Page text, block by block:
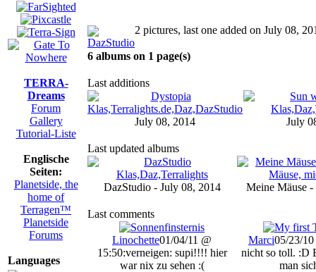
TERRA-
Dreams
Forum
Gallery
Tutorial-Liste
Englische
Seiten:
Planetside, the
home of
Terragen™
Planetside
Forums
Languages
2 pictures, last one added on July 08,
6 albums on 1 page(s)
Last additions
July 08, 2014 July
Last updated albums
DazStudio - July 08, 2014 Meine Mäuse
Last comments
Linochette01/04/11 @
15:50:verneigen: supi!!!! hier
war nix zu sehen :(
Marci05/23/
nicht so toll. :D
man